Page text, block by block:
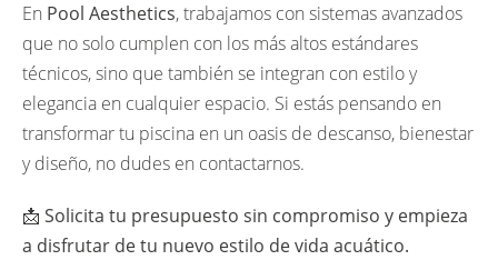
En Pool Aesthetics, trabajamos con sistemas avanzados
que no solo cumplen con los más altos estándares
técnicos, sino que también se integran con estilo y
elegancia en cualquier espacio. Si estás pensando en
transformar tu piscina en un oasis de descanso, bienestar
y diseño, no dudes en contactarnos.
📩 Solicita tu presupuesto sin compromiso y empieza
a disfrutar de tu nuevo estilo de vida acuático.